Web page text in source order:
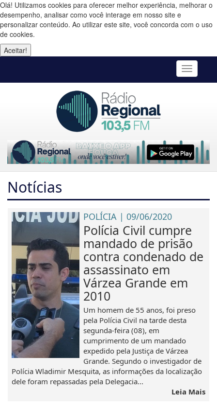
Olá! Utilizamos cookies para oferecer melhor experiência, melhorar o
desempenho, analisar como você interage em nosso site e
personalizar conteúdo. Ao utilizar este site, você concorda com o uso
de cookies.
Aceitar!
Toggle
Notícias
POLÍCIA | 09/06/2020
Polícia Civil cumpre
mandado de prisão
contra condenado de
assassinato em
Várzea Grande em
2010
Um homem de 55 anos, foi preso
pela Polícia Civil na tarde desta
segunda-feira (08), em
cumprimento de um mandado
expedido pela Justiça de Várzea
Grande. Segundo o investigador de
Polícia Wladimir Mesquita, as informações da localização
dele foram repassadas pela Delegacia...
Leia Mais